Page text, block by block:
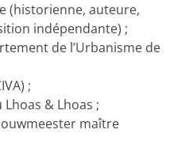
(historienne, auteure,
indépendante) ;
de l’Urbanisme de
;
& Lhoas ;
maître